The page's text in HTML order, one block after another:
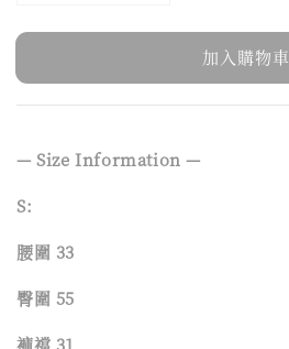
加入購物車
— Size Information —
S:
腰圍 33
臀圍 55
褲襠 31